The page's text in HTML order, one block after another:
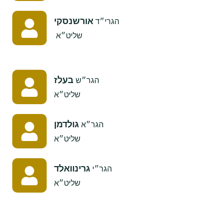
הגרי״ד אורשנסקי
שליט״א
הגר״ש בעלז
שליט״א
הגר״א גולדמן
​שליט״א
הגר״י גרינוואלד
שליט״א